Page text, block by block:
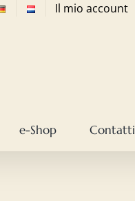
Il mio account
e-Shop Contatti